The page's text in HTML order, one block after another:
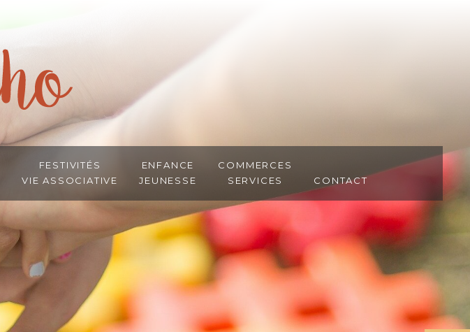
Festivités
Vie associative
Enfance
Jeunesse
Commerces
Services
Contact